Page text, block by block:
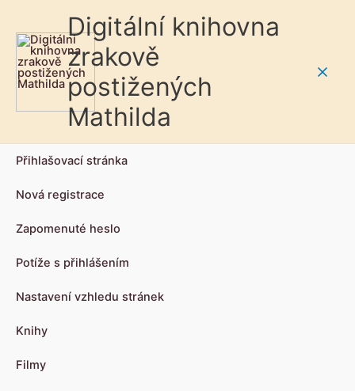
Digitální knihovna
zrakově
postižených
Mathilda
Přihlašovací stránka
Nová registrace
Zapomenuté heslo
Potíže s přihlášením
Nastavení vzhledu stránek
Knihy
Filmy